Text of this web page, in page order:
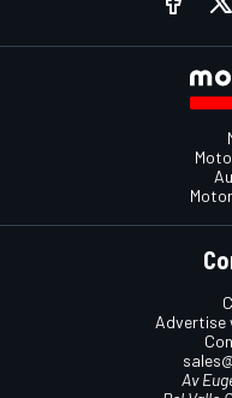
Advertise
Av